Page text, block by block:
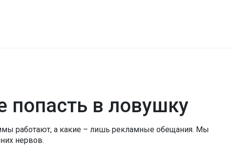
попасть в ловушку
работают, а какие – лишь рекламные обещания. Мы
нервов.